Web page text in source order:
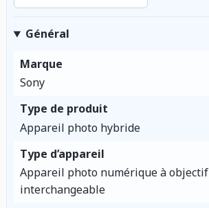
Général
Marque
Sony
Type de produit
Appareil photo hybride
Type d’appareil
Appareil photo numérique à objectif
interchangeable